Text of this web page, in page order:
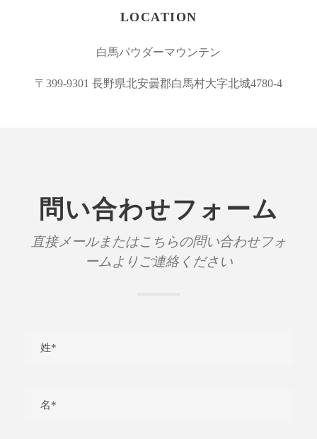
LOCATION
白馬パウダーマウンテン
〒399-9301 長野県北安曇郡白馬村大字北城4780-4
問い合わせフォーム
直接メールまたはこちらの問い合わせフォ
ームよりご連絡ください